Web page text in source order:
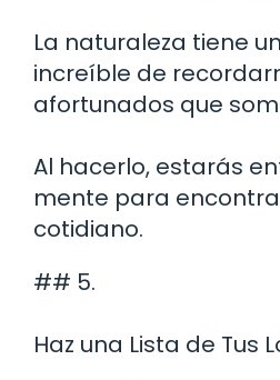
La naturaleza tiene
increíble de
afortunados que
Al hacerlo, estarás
mente para
cotidiano.
## 5.
Haz una Lista de Tus